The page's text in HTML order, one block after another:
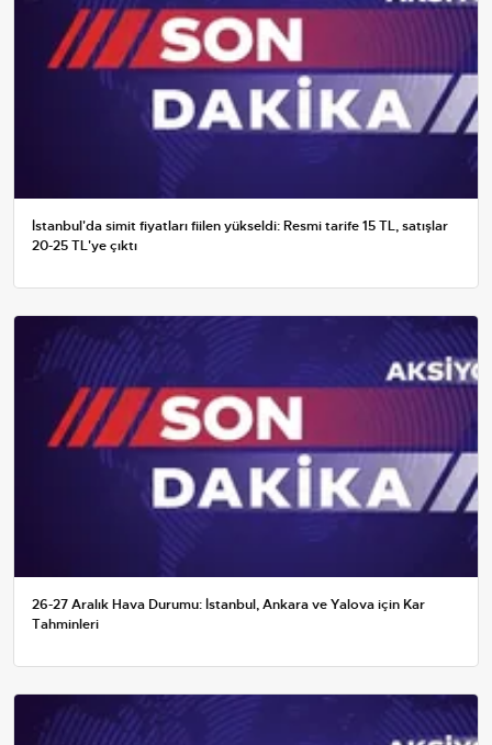
İstanbul'da simit fiyatları fiilen yükseldi: Resmi tarife 15 TL, satışlar
20-25 TL'ye çıktı
26-27 Aralık Hava Durumu: İstanbul, Ankara ve Yalova için Kar
Tahminleri